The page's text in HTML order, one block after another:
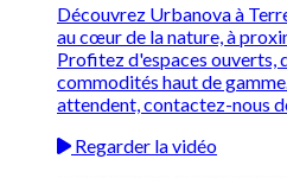
Découvrez Urbanova à
au cœur de la nature, à
Profitez d'espaces ouverts,
commodités haut de
attendent, contactez-nous
Regarder la vidéo